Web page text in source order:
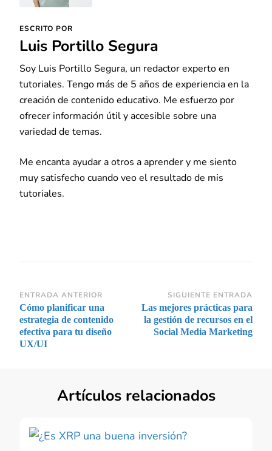
ESCRITO POR
Luis Portillo Segura
Soy Luis Portillo Segura, un redactor experto en
tutoriales. Tengo más de 5 años de experiencia en la
creación de contenido educativo. Me esfuerzo por
ofrecer información útil y accesible sobre una
variedad de temas.
Me encanta ayudar a otros a aprender y me siento
muy satisfecho cuando veo el resultado de mis
tutoriales.
Navegación
de
entradas
ENTRADA ANTERIOR
Cómo planificar una
estrategia de contenido
efectiva para tu diseño
UX/UI
SIGUIENTE ENTRADA
Las mejores prácticas para
la gestión de recursos en el
Social Media Marketing
Artículos relacionados